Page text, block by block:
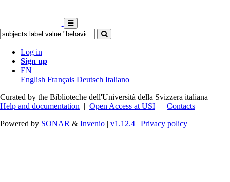
Log in
Sign up
EN
English Français Deutsch Italiano
Curated by the Biblioteche dell'Università della Svizzera italiana
Help and documentation | Open Access at USI | Contacts
Powered by SONAR & Invenio | v1.12.4 | Privacy policy